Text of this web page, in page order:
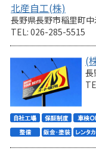
北産自工(株)
長野県長野市稲里町
TEL: 026-285-5515
(
長